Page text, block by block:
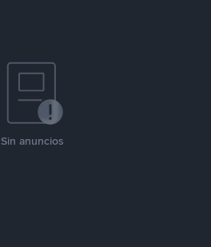
Sin anuncios